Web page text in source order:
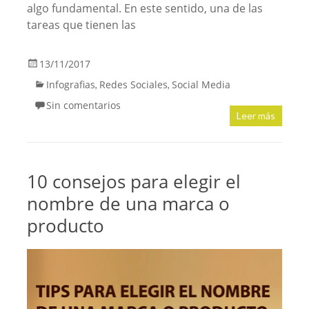
algo fundamental. En este sentido, una de las
tareas que tienen las
13/11/2017
Infografias, Redes Sociales, Social Media
Sin comentarios
Leer más
10 consejos para elegir el
nombre de una marca o
producto